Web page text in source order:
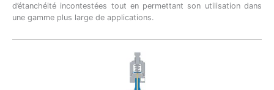
d’étanchéité incontestées tout en permettant son utilisation dans
une gamme plus large de applications.